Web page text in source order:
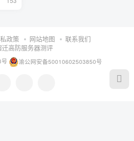
政策 网站地图
联系我们
迁高防服务器测评
渝公网安备50010602503850号